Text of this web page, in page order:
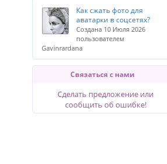
Как сжать фото для
аватарки в соцсетях?
Создана 10 Июля 2026
пользователем
Gavinrardana
Связаться с нами
Сделать предложение или
сообщить об ошибке!